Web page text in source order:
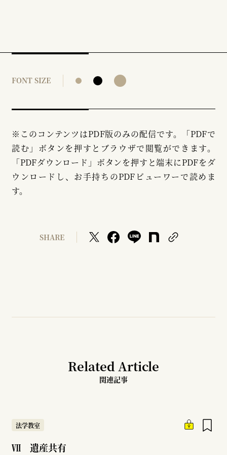
FONT SIZE
※このコンテンツはPDF版のみの配信です。「PDFで
読む」ボタンを押すとブラウザで閲覧ができます。
「PDFダウンロード」ボタンを押すと端末にPDFをダ
ウンロードし、お手持ちのPDFビューワーで読めま
す。
SHARE
Related Article
関連記事
法学教室
Ⅶ 遺産共有